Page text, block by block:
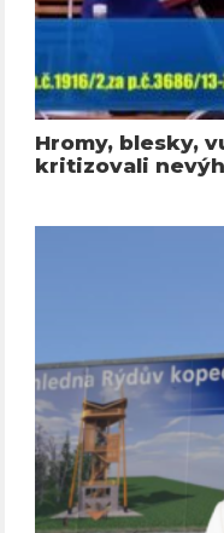
Hromy, blesky,
kritizovali